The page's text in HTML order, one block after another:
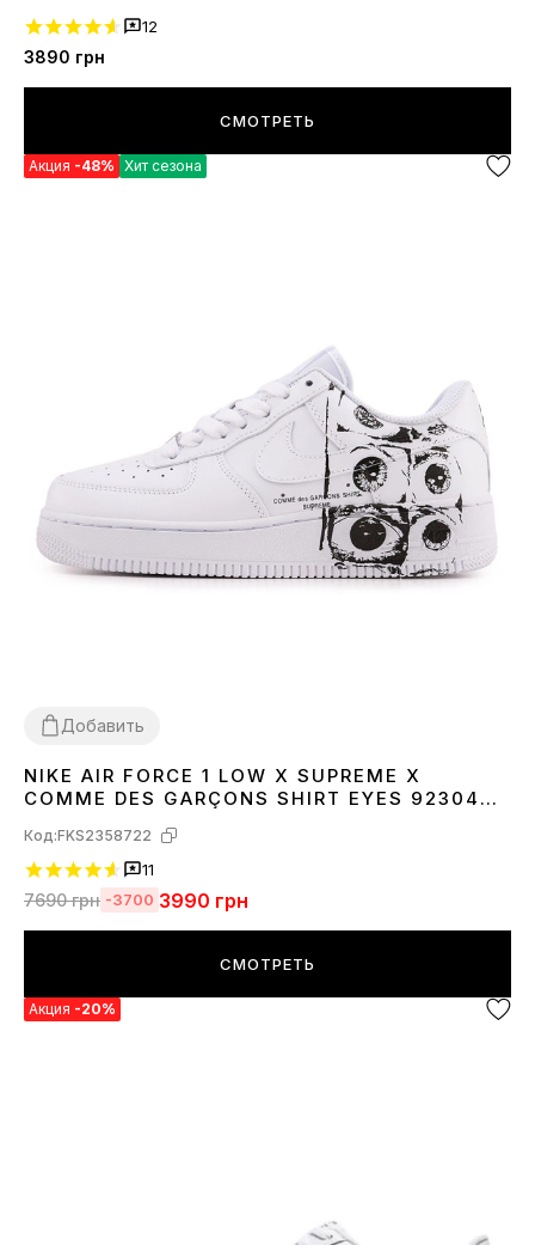
12
3890 грн
СМОТРЕТЬ
Акция -48% Хит сезона
Добавить
3637 38 39 40414243 4445
NIKE AIR FORCE 1 LOW X SUPREME X
COMME DES GARÇONS SHIRT EYES 923044-
Код:FKS2358722
11
7690грн -3700 3990 грн
СМОТРЕТЬ
Акция -20%